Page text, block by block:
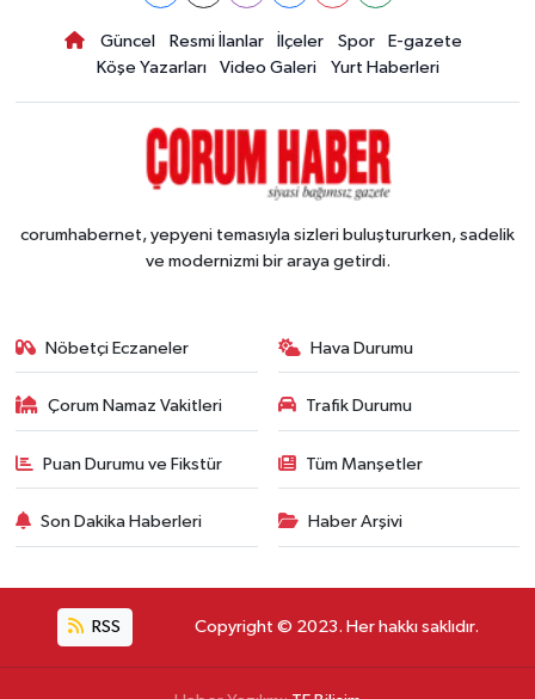
Güncel Resmi İlanlar İlçeler Spor
E-gazete
Köşe Yazarları
Video Galeri Yurt Haberleri
corumhabernet, yepyeni temasıyla sizleri buluştururken, sadelik
ve modernizmi bir araya getirdi.
Nöbetçi Eczaneler Hava Durumu
Çorum Namaz Vakitleri Trafik Durumu
Puan Durumu ve Fikstür Tüm Manşetler
Son Dakika Haberleri Haber Arşivi
RSS Copyright © 2023. Her hakkı saklıdır.